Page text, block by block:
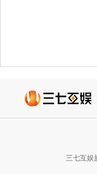
三七互娱